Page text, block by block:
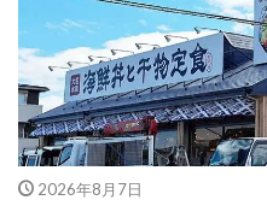
2026年8月7日